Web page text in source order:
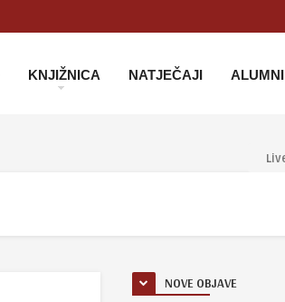
KNJIŽNICA NATJEČAJI ALUMNI
NOVE OBJAVE